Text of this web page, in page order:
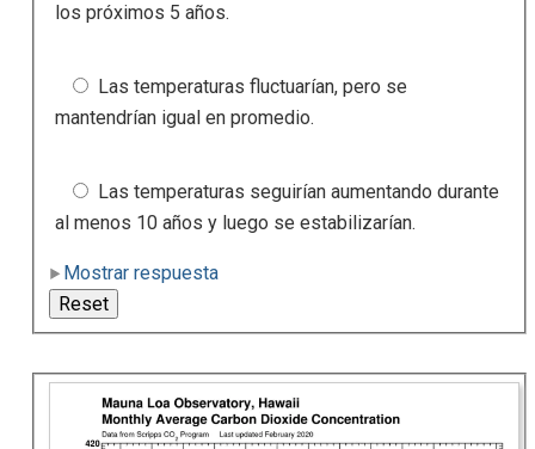
los próximos 5 años.
Las temperaturas fluctuarían, pero se
mantendrían igual en promedio.
Las temperaturas seguirían aumentando durante
al menos 10 años y luego se estabilizarían.
Mostrar respuesta